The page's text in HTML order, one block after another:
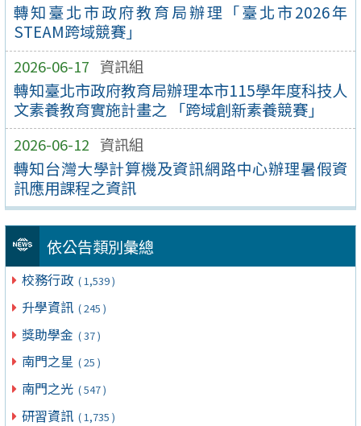
轉知臺北市政府教育局辦理「臺北市2026年
STEAM跨域競賽」
2026-06-17 資訊組
轉知臺北市政府教育局辦理本市115學年度科技人
文素養教育實施計畫之 「跨域創新素養競賽」
2026-06-12 資訊組
轉知台灣大學計算機及資訊網路中心辦理暑假資
訊應用課程之資訊
依公告類別彙總
校務行政 ( 1,539 )
升學資訊 ( 245 )
獎助學金 ( 37 )
南門之星 ( 25 )
南門之光 ( 547 )
研習資訊 ( 1,735 )